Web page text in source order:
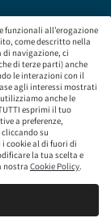
funzionali all’erogazione
come descritto nella
di navigazione, ci
di terze parti) anche
le interazioni con il
agli interessi mostrati
anche le
esprimi il tuo
a preferenze,
su
i cookie al di fuori di
la tua scelta e
nostra Cookie Policy.
REA: MI - 2083307 -
MI
Group S.A.
al sito